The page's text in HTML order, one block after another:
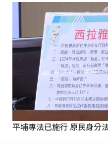
平埔專法已施行 原民身分